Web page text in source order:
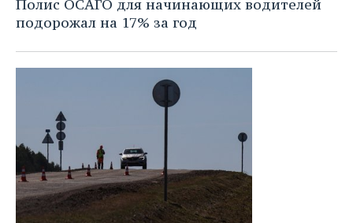
Полис ОСАГО для начинающих водителей
подорожал на 17% за год